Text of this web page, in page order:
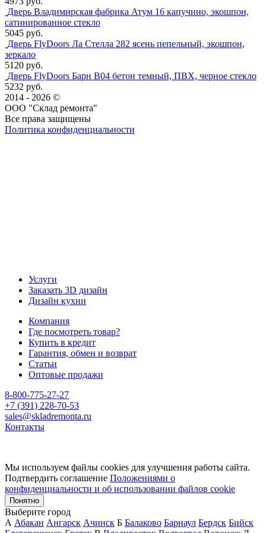
Дверь Владимирская фабрика Атум 16 капучино, экошпон,
сатинированное стекло
5045 руб.
Дверь FlyDoors Ла Стелла 282 ясень пепельный, экошпон,
зеркало
5120 руб.
Дверь FlyDoors Барн B04 бетон темный, ПВХ, черное стекло
5232 руб.
2014 - 2026 ©
ООО "Склад ремонта"
Все права защищены
Политика конфиденциальности
Услуги
Заказать 3D дизайн
Дизайн кухни
Компания
Где посмотреть товар?
Купить в кредит
Гарантия, обмен и возврат
Статьи
Оптовые продажи
8-800-775-27-27
+7 (391) 228-70-53
sales@skladremonta.ru
Контакты
Мы используем файлы cookies для улучшения работы сайта.
Подтвердить соглашение Положениями о
конфиденциальности и об использовании файлов cookie
Понятно
Выберите город
А Абакан Ангарск Ачинск Б Балаково Барнаул Бердск Бийск